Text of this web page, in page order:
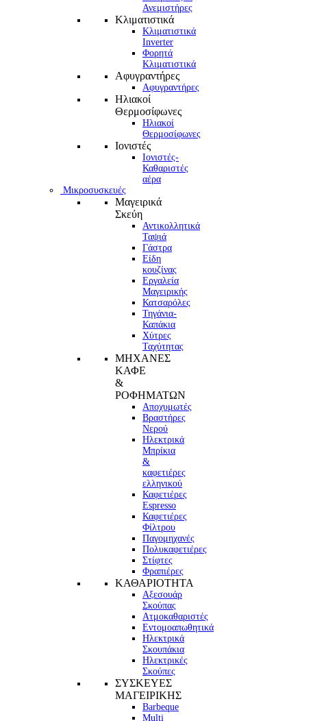
Ανεμιστήρες
Κλιματιστικά
Κλιματιστικά
Inverter
Φορητά
Κλιματιστικά
Αφυγραντήρες
Αφυγραντήρες
Ηλιακοί
Θερμοσίφωνες
Ηλιακοί
Θερμοσίφωνες
Ιονιστές
Ιονιστές-
Καθαριστές
αέρα
Μικροσυσκευές
Μαγειρικά
Σκεύη
Αντικολλητικά
Ταψιά
Γάστρα
Είδη
κουζίνας
Εργαλεία
Μαγειρικής
Κατσαρόλες
Τηγάνια-
Καπάκια
Χύτρες
Ταχύτητας
ΜΗΧΑΝΕΣ
ΚΑΦΕ
&
ΡΟΦΗΜΑΤΩΝ
Αποχυμωτές
Βραστήρες
Νερού
Ηλεκτρικά
Μπρίκια
&
καφετιέρες
ελληνικού
Καφετιέρες
Espresso
Καφετιέρες
Φίλτρου
Παγομηχανές
Πολυκαφετιέρες
Στίφτες
Φραπιέρες
ΚΑΘΑΡΙΟΤΗΤΑ
Αξεσουάρ
Σκούπας
Ατμοκαθαριστές
Εντομοαπωθητικά
Ηλεκτρικά
Σκουπάκια
Ηλεκτρικές
Σκούπες
ΣΥΣΚΕΥΕΣ
ΜΑΓΕΙΡΙΚΗΣ
Barbeque
Multi